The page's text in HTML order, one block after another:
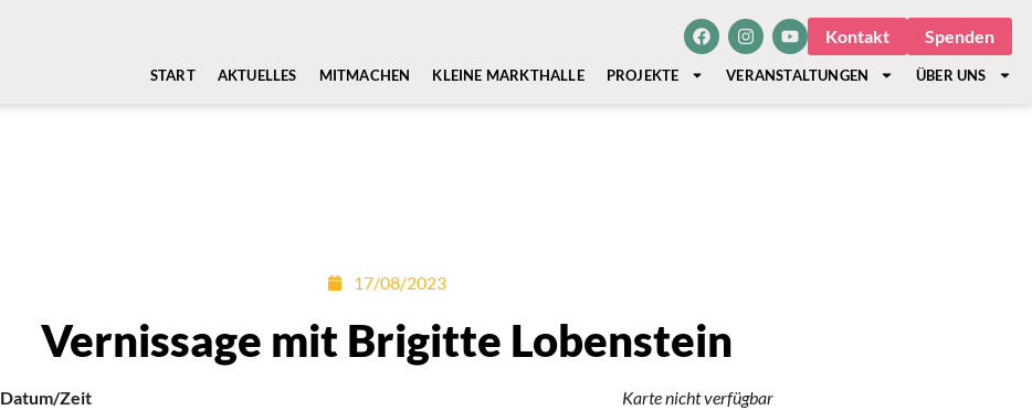
Kontakt Spenden
START AKTUELLES MITMACHEN KLEINE MARKTHALLE PROJEKTE VERANSTALTUNGEN ÜBER UNS
17/08/2023
Vernissage mit Brigitte Lobenstein
Karte nicht verfügbar
Datum/Zeit